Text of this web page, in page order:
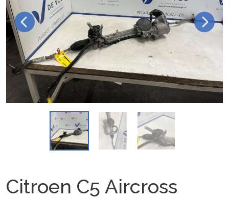
Citroen C5 Aircross